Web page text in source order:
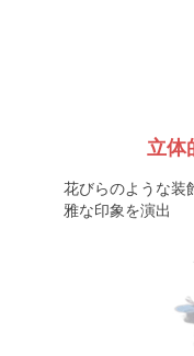
立体
花びらのような装
雅な印象を演出